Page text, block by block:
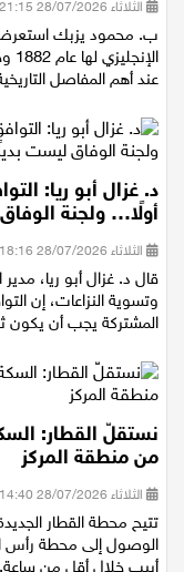
الثلاثاء 28/07/2026 21:15
ب. محمود يزبك استعرض
د. غزال أبو ريا:
أولًا… ولجنة
الثلاثاء 28/07/2026 18:16
قال د. غزال أبو ريا،
وتسوية النزاعات، إن
نستقلّ القطار:
من منطقة المركز
الثلاثاء 28/07/2026 14:40
تتيح محطة القطار